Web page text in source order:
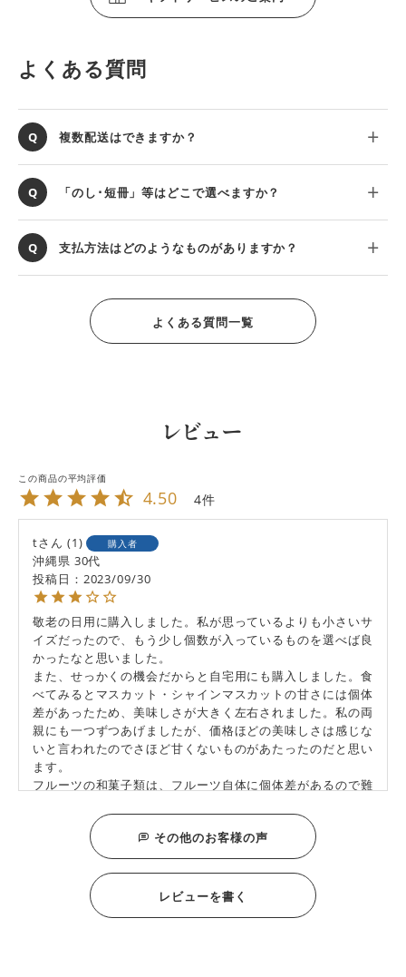
よくある質問
複数配送はできますか？
「のし･短冊」等はどこで選べますか？
支払方法はどのようなものがありますか？
よくある質問一覧
レビュー
4.50 4
t 1 購入者
沖縄県 30代
投稿日
2023/09/30
敬老の日用に購入しました。私が思っているよりも小さいサ
イズだったので、もう少し個数が入っているものを選べば良
かったなと思いました。
また、せっかくの機会だからと自宅用にも購入しました。食
べてみるとマスカット・シャインマスカットの甘さには個体
差があったため、美味しさが大きく左右されました。私の両
親にも一つずつあげましたが、価格ほどの美味しさは感じな
いと言われたのでさほど甘くないものがあたったのだと思い
ます。
フルーツの和菓子類は、フルーツ自体に個体差があるので難
購入者
2023/09/13
上司への内祝いで購入しました。
その他のお客様の声
レビューを書く